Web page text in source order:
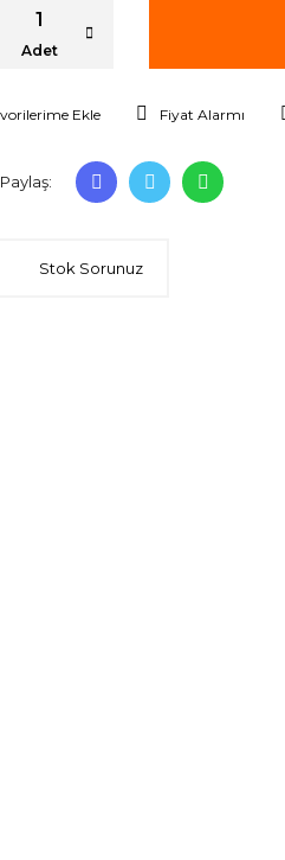
Adet
Fiyat Alarmı
Paylaş:
Stok Sorunuz